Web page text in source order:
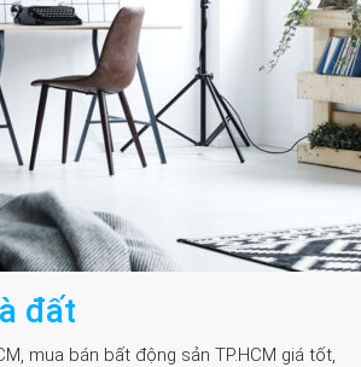
đất
mua bán bất động sản TP.HCM giá tốt,